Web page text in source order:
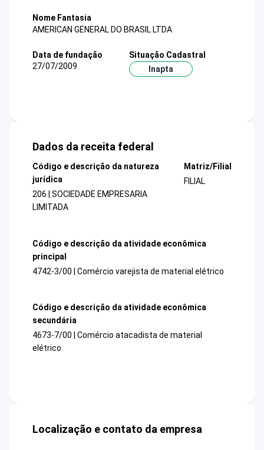
Nome Fantasia
AMERICAN GENERAL DO BRASIL LTDA
Data de fundação
27/07/2009
Situação Cadastral
Inapta
Dados da receita federal
Código e descrição da natureza
jurídica
206 | SOCIEDADE EMPRESARIA
LIMITADA
Matriz/Filial
FILIAL
Código e descrição da atividade econômica
principal
4742-3/00 | Comércio varejista de material elétrico
Código e descrição da atividade econômica
secundária
4673-7/00 | Comércio atacadista de material
elétrico
Localização e contato da empresa